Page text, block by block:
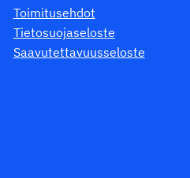
Toimitusehdot
Tietosuojaseloste
Saavutettavuusseloste